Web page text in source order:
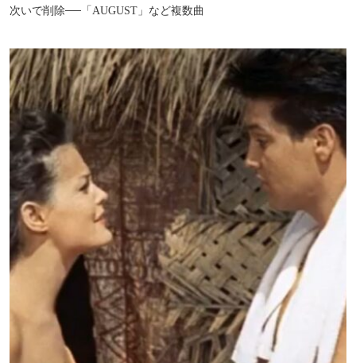
次いで削除──「AUGUST」など複数曲